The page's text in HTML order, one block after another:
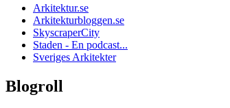
Arkitektur.se
Arkitekturbloggen.se
SkyscraperCity
Staden - En podcast...
Sveriges Arkitekter
Blogroll